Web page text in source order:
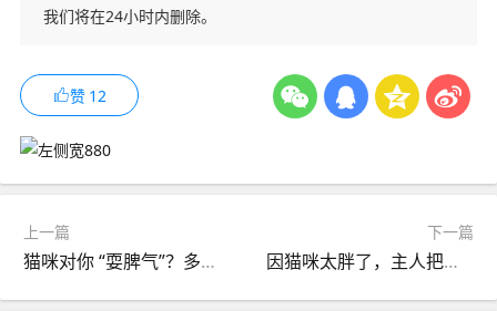
我们将在24小时内删除。
赞 12
上一篇
猫咪对你 “耍脾气”？多半是你做过这 6 件事！
下一篇
因猫咪太胖了，主人把毛全剃掉，隔天早上起来，这是狐狸成精了？